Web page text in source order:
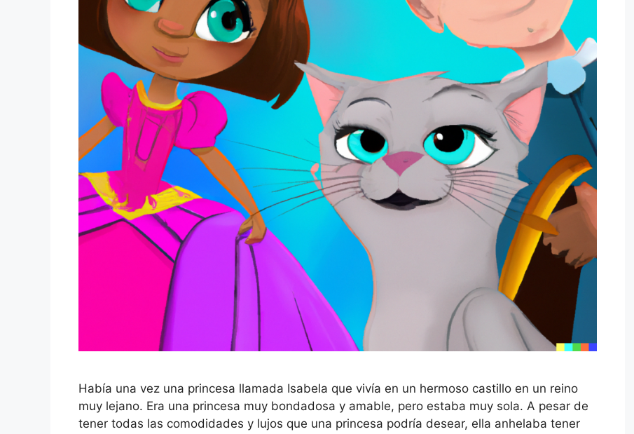
Había una vez una princesa llamada Isabela que vivía en un hermoso castillo en un reino
muy lejano. Era una princesa muy bondadosa y amable, pero estaba muy sola. A pesar de
tener todas las comodidades y lujos que una princesa podría desear, ella anhelaba tener